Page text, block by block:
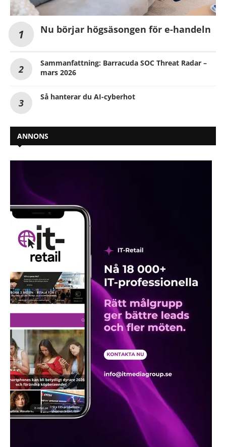
Nu börjar högsäsongen för e-handeln
Sammanfattning: Barracuda SOC Threat Radar –
mars 2026
Så hanterar du AI-cyberhot
ANNONS